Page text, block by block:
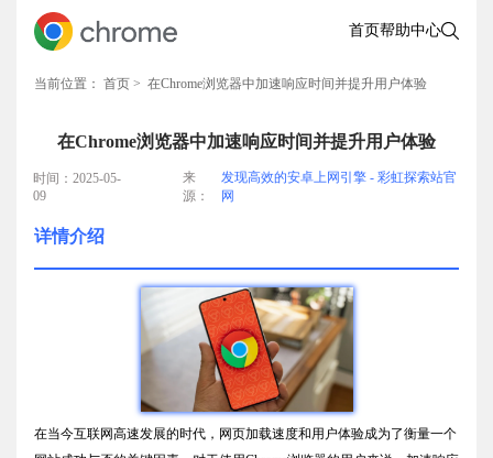
首页帮助中心
当前位置： 首页 > 在Chrome浏览器中加速响应时间并提升用户体验
在Chrome浏览器中加速响应时间并提升用户体验
时间：2025-05-
09
来
源：
发现高效的安卓上网引擎 - 彩虹探索站官
网
详情介绍
在当今互联网高速发展的时代，网页加载速度和用户体验成为了衡量一个